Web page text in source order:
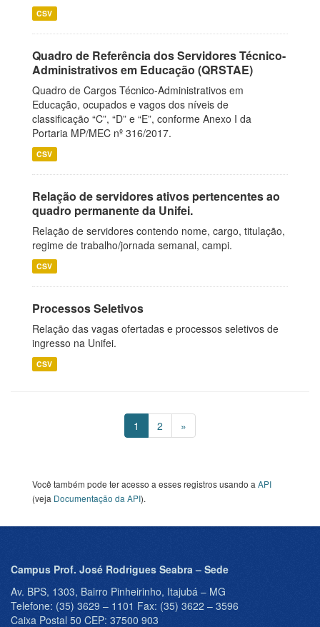
CSV
Quadro de Referência dos Servidores Técnico-
Administrativos em Educação (QRSTAE)
Quadro de Cargos Técnico-Administrativos em
Educação, ocupados e vagos dos níveis de
classificação “C”, “D” e “E”, conforme Anexo I da
Portaria MP/MEC nº 316/2017.
CSV
Relação de servidores ativos pertencentes ao
quadro permanente da Unifei.
Relação de servidores contendo nome, cargo, titulação,
regime de trabalho/jornada semanal, campi.
CSV
Processos Seletivos
Relação das vagas ofertadas e processos seletivos de
ingresso na Unifei.
CSV
1 2 »
Você também pode ter acesso a esses registros usando a API
(veja Documentação da API).
Campus Prof. José Rodrigues Seabra – Sede
Av. BPS, 1303, Bairro Pinheirinho, Itajubá – MG
Telefone: (35) 3629 – 1101 Fax: (35) 3622 – 3596
Caixa Postal 50 CEP: 37500 903